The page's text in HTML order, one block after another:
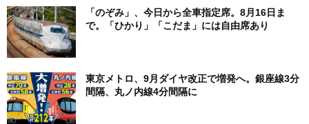
「のぞみ」、今日から全車指定席。8月16日ま
で。「ひかり」「こだま」には自由席あり
東京メトロ、9月ダイヤ改正で増発へ。銀座線3分
間隔、丸ノ内線4分間隔に